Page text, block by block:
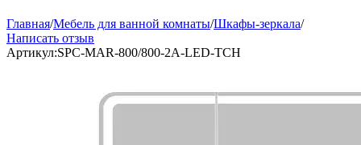
Главная/Мебель для ванной комнаты/Шкафы-зеркала/
Написать отзыв
Артикул:SPC-MAR-800/800-2A-LED-TCH